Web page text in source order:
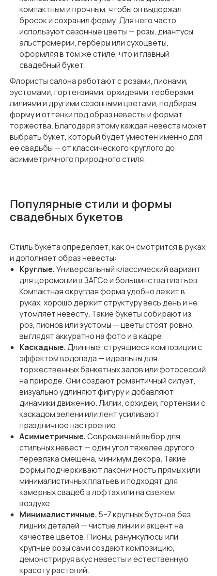
компактным и прочным, чтобы он выдержал
бросок и сохранил форму. Для него часто
используют сезонные цветы — розы, диантусы,
альстромерии, герберы или сухоцветы,
оформляя в том же стиле, что и главный
свадебный букет.
Флористы салона работают с розами, пионами,
эустомами, гортензиями, орхидеями, герберами,
лилиями и другими сезонными цветами, подбирая
форму и оттенки под образ невесты и формат
торжества. Благодаря этому каждая невеста может
выбрать букет, который будет уместен именно для
ее свадьбы — от классического круглого до
асимметричного природного стиля.
Популярные стили и формы
свадебных букетов
Стиль букета определяет, как он смотрится в руках
и дополняет образ невесты:
Круглые.Универсальный классический вариант
для церемонии в ЗАГСе и большинства платьев.
Компактная округлая форма удобно лежит в
руках, хорошо держит структуру весь день и не
утомляет невесту. Такие букеты собирают из
роз, пионов или эустомы — цветы стоят ровно,
выглядят аккуратно на фото и в кадре.
Каскадные.Длинные, струящиеся композиции с
эффектом водопада — идеальны для
торжественных банкетных залов или фотосессий
на природе. Они создают романтичный силуэт,
визуально удлиняют фигуру и добавляют
динамики движению. Лилии, орхидеи, гортензии с
каскадом зелени или лент усиливают
праздничное настроение.
Асимметричные.Современный выбор для
стильных невест — один угол тяжелее другого,
перевязка смещена, минимум декора. Такие
формы подчеркивают лаконичность прямых или
минималистичных платьев и подходят для
камерных свадеб в лофтах или на свежем
воздухе.
Минималистичные. 5–7 крупных бутонов без
лишних деталей — чистые линии и акцент на
качестве цветов. Пионы, ранункулюсы или
крупные розы сами создают композицию,
демонстрируя вкус невесты и естественную
красоту растений.